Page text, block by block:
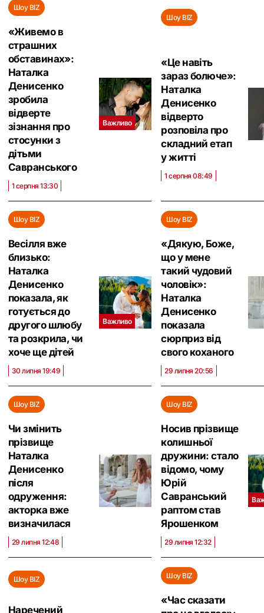
Важливо
Шоу BIZ
«Живемо в
страшних
обставинах»:
Наталка
Денисенко
зробила
відверте
зізнання про
стосунки з
дітьми
Савранського
1 серпня 13:30
Шоу BIZ
«Це навіть
зараз болюче»:
Наталка
Денисенко
відверто
розповіла про
складний етап
у житті
1 серпня 08:49
Важливо
Шоу BIZ
Весілля вже
близько:
Наталка
Денисенко
показала, як
готується до
другого шлюбу
та розкрила, чи
хоче ще дітей
30 липня 19:49
Шоу BIZ
«Дякую, Боже,
що у мене
такий чудовий
чоловік»:
Наталка
Денисенко
показала
сюрприз від
свого коханого
29 липня 20:56
Шоу BIZ
Чи змінить
прізвище
Наталка
Денисенко
після
одруження:
акторка вже
визначилася
29 липня 12:48
Шоу BIZ
Носив прізвище
колишньої
дружини: стало
відомо, чому
Юрій
Савранський
раптом став
Ярошенком
29 липня 12:32
Шоу BIZ
Наречений
Шоу BIZ
«Час сказати